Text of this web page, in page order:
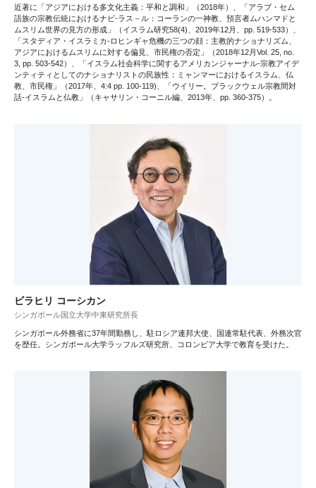
近著に「アジアにおける多文化主義：平和と調和」（2018年）、「アラブ・セム
語族の宗教伝統におけるナビ-ラス－ル：コーランの一神教、預言者ムハンマドと
ムスリム世界の見方の形成」（イスラム研究58(4)、2019年12月、pp. 519-533）、
「スタディア・イスラミカ-ロヒンギャ危機の三つの顔：主教的ナショナリズム、
アジアにおけるムスリムに対する偏見、市民権の否定」（2018年12月Vol. 25, no.
3, pp. 503-542）、「イスラム社会科学に関するアメリカンジャーナル-宗教アイデ
ンティティとしてのナショナリストの民族性：ミャンマーにおけるイスラム、仏
教、市民権」（2017年、4:4 pp. 100-119)、「ウイリー。ブラックウェル宗教間対
話-イスラムと仏教」（キャサリン・コーニル編、2013年、pp. 360-375）。
ビラヒリ コーシカン
シンガポール国立大学中東研究所長
シンガポール外務省に37年間勤務し、駐ロシア連邦大使、国連常駐代表、外務次官
を歴任。シンガポール大学ラッフルズ研究所、コロンビア大学で教育を受けた。